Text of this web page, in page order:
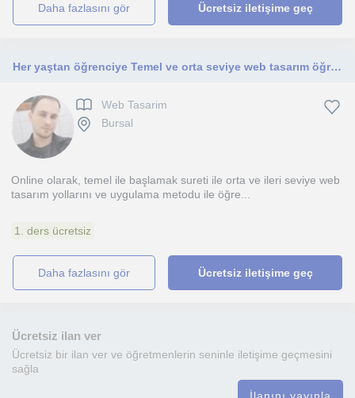
daha fazlasını gör Ücretsiz iletişime geç
Her yaştan öğrenciye Temel ve orta seviye web tasarım öğretiyorum
Web Tasarim
Bursal
Online olarak, temel ile başlamak sureti ile orta ve ileri seviye web
tasarım yollarını ve uygulama metodu ile öğre...
1. ders ücretsiz
daha fazlasını gör Ücretsiz iletişime geç
Ücretsiz ilan ver
Ücretsiz bir ilan ver ve öğretmenlerin seninle iletişime geçmesini
sağla